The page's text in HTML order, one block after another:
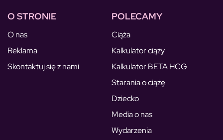
O STRONIE
O nas
Reklama
Skontaktuj się z nami
POLECAMY
Ciąża
Kalkulator ciąży
Kalkulator BETA HCG
Starania o ciążę
Dziecko
Media o nas
Wydarzenia